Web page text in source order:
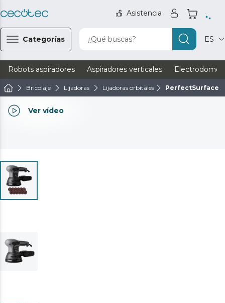
Asistencia
Categorías ¿Qué buscas? ES
Robots aspiradores Aspiradores verticales
Bricolaje Lijadoras Lijadoras orbitales PerfectSurface
Ver vídeo